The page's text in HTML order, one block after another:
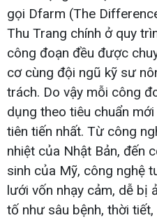
gọi Dfarm (The
Thu Trang chính ở quy
công đoạn đều được
cơ cùng đội ngũ kỹ sư
trách. Do vậy mỗi công
dụng theo tiêu chuẩn
tiên tiến nhất. Từ công
nhiệt của Nhật Bản, đến
sinh của Mỹ, công nghệ
lưới vốn nhạy cảm, dễ bị
tố như sâu bệnh, thời